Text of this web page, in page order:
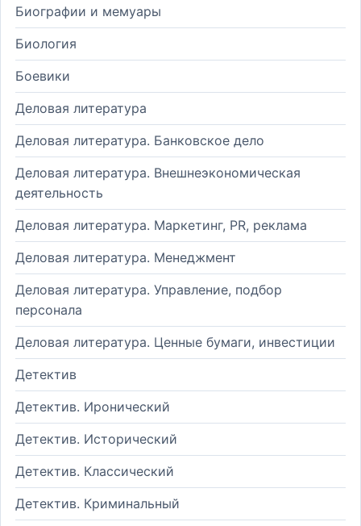
Биографии и мемуары
Биология
Боевики
Деловая литература
Деловая литература. Банковское дело
Деловая литература. Внешнеэкономическая
деятельность
Деловая литература. Маркетинг, PR, реклама
Деловая литература. Менеджмент
Деловая литература. Управление, подбор
персонала
Деловая литература. Ценные бумаги, инвестиции
Детектив
Детектив. Иронический
Детектив. Исторический
Детектив. Классический
Детектив. Криминальный